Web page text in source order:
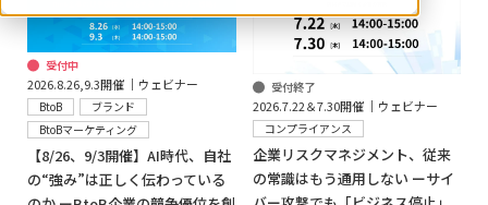
受付中
2026.8.26,9.3開催 │ウェビナー
BtoB
ブランド
BtoBマーケティング
【8/26、9/3開催】AI時代、自社
の“強み”は正しく伝わっている
受付終了
2026.7.22＆7.30開催 │ウェビナー
コンプライアンス
企業リスクマネジメント、従来
の常識はもう通用しない ーサイ